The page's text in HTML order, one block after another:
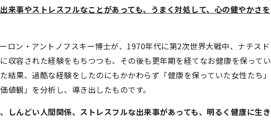
来事やストレスフルなことがあっても、うまく対処して、心の健やかさを
ロン・アントノフスキー博士が、1970年代に第2次世界大戦中、ナチスド
収容された経験をもちつつも、その後も更年期を経てなお健康を保ってい
結果、過酷な経験をしたのにもかかわらず「健康を保っていた女性たち」
値観」を分析し、導き出したものです。
しんどい人間関係、ストレスフルな出来事があっても、明るく健康に生き